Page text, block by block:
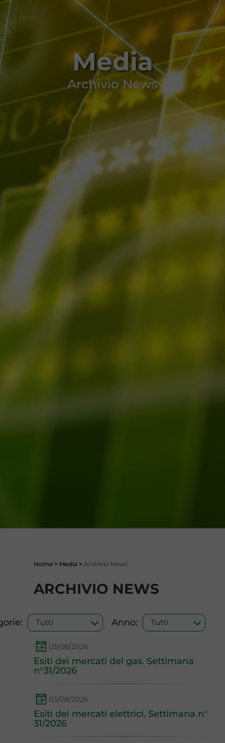
Media
Archivio News
Home > Media > Archivio News
ARCHIVIO NEWS
Anno:
03/08/2026
Esiti dei mercati del gas. Settimana
n°31/2026
03/08/2026
Esiti dei mercati elettrici. Settimana n°
31/2026